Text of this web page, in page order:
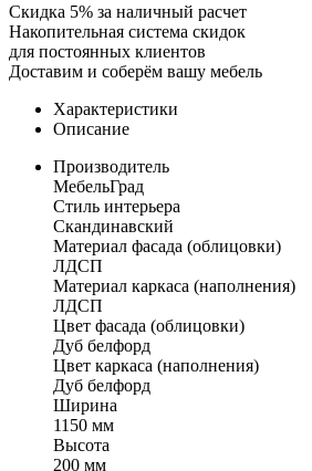
Скидка 5% за наличный расчет
Накопительная система скидок
для постоянных клиентов
Доставим и соберём вашу мебель
Характеристики
Описание
Производитель
МебельГрад
Стиль интерьера
Скандинавский
Материал фасада (облицовки)
ЛДСП
Материал каркаса (наполнения)
ЛДСП
Цвет фасада (облицовки)
Дуб белфорд
Цвет каркаса (наполнения)
Дуб белфорд
Ширина
1150 мм
Высота
200 мм